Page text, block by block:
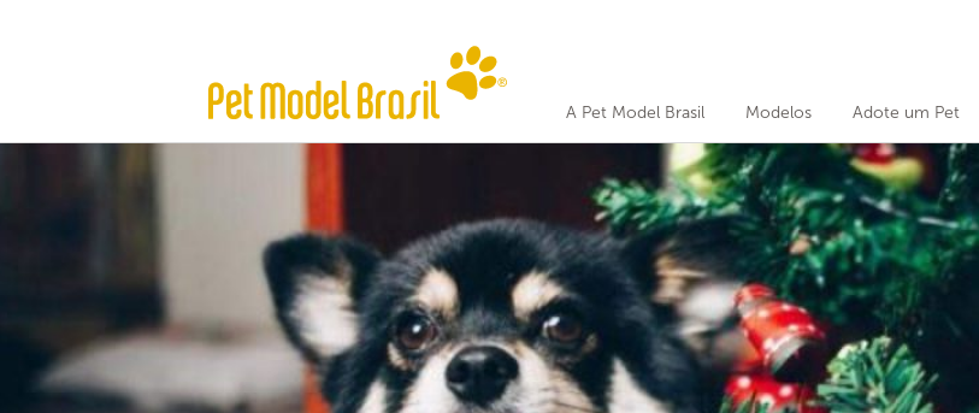
A Pet Model Brasil Modelos Adote um Pet